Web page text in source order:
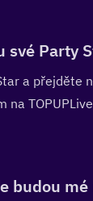
své Party
a přejděte
na
budou